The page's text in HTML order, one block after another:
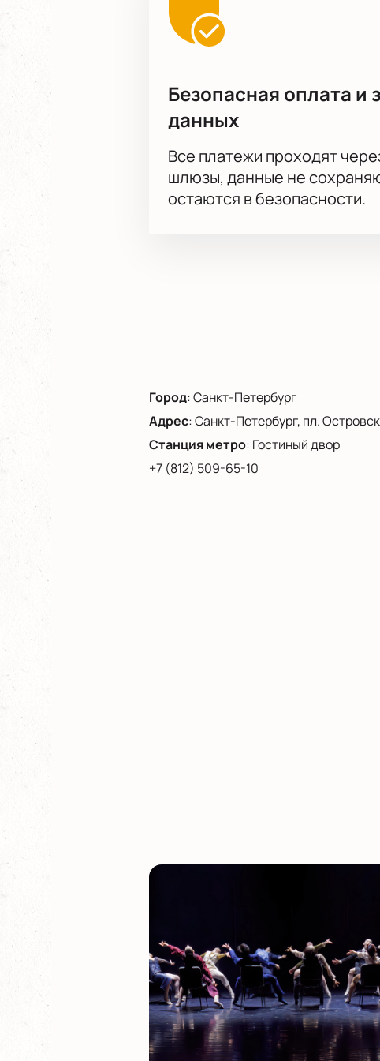
Безопасная оплата и
данных
Все платежи проходят
шлюзы, данные не
остаются в безопасности.
Город:Санкт-Петербург
Адрес:Санкт-Петербург, пл.
Станция метро: Гостиный двор
+7 (812) 509-65-10